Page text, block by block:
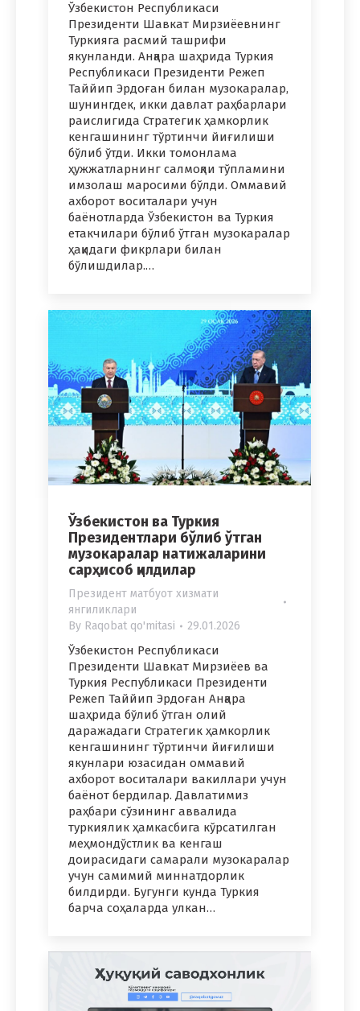
Ўзбекистон Республикаси
Президенти Шавкат Мирзиёевнинг
Туркияга расмий ташрифи
якунланди. Анқара шаҳрида Туркия
Республикаси Президенти Режеп
Таййип Эрдоған билан музокаралар,
шунингдек, икки давлат раҳбарлари
раислигида Стратегик ҳамкорлик
кенгашининг тўртинчи йиғилиши
бўлиб ўтди. Икки томонлама
ҳужжатларнинг салмоқли тўпламини
имзолаш маросими бўлди. Оммавий
ахборот воситалари учун
баёнотларда Ўзбекистон ва Туркия
етакчилари бўлиб ўтган музокаралар
ҳақидаги фикрлари билан
бўлишдилар.…
Ўзбекистон ва Туркия
Президентлари бўлиб ўтган
музокаралар натижаларини
сарҳисоб қилдилар
Президент матбуот хизмати
янгиликлари
By Raqobat qo'mitasi 29.01.2026
Ўзбекистон Республикаси
Президенти Шавкат Мирзиёев ва
Туркия Республикаси Президенти
Режеп Таййип Эрдоған Анқара
шаҳрида бўлиб ўтган олий
даражадаги Стратегик ҳамкорлик
кенгашининг тўртинчи йиғилиши
якунлари юзасидан оммавий
ахборот воситалари вакиллари учун
баёнот бердилар. Давлатимиз
раҳбари сўзининг аввалида
туркиялик ҳамкасбига кўрсатилган
меҳмондўстлик ва кенгаш
доирасидаги самарали музокаралар
учун самимий миннатдорлик
билдирди. Бугунги кунда Туркия
барча соҳаларда улкан…